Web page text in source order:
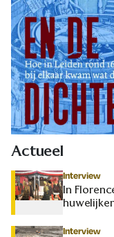
Actueel
Interview
In
Interview